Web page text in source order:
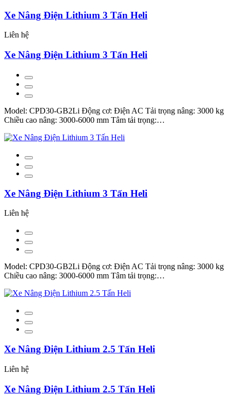
Xe Nâng Điện Lithium 3 Tấn Heli
Liên hệ
Xe Nâng Điện Lithium 3 Tấn Heli
Model: CPD30-GB2Li Động cơ: Điện AC Tải trọng nâng: 3000 kg
Chiều cao nâng: 3000-6000 mm Tâm tải trọng:…
Xe Nâng Điện Lithium 3 Tấn Heli
Liên hệ
Model: CPD30-GB2Li Động cơ: Điện AC Tải trọng nâng: 3000 kg
Chiều cao nâng: 3000-6000 mm Tâm tải trọng:…
Xe Nâng Điện Lithium 2.5 Tấn Heli
Liên hệ
Xe Nâng Điện Lithium 2.5 Tấn Heli